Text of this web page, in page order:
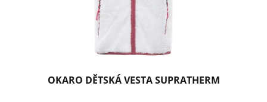
OKARO DĚTSKÁ VESTA SUPRATHERM